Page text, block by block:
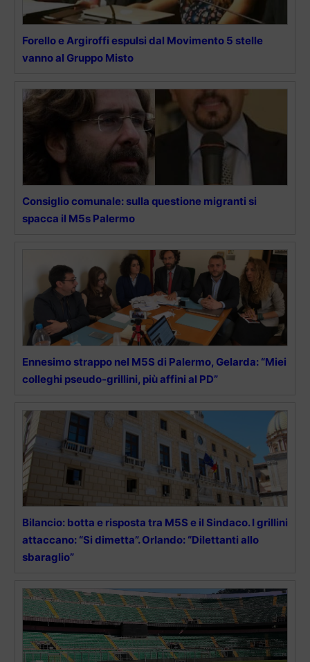
Forello e Argiroffi espulsi dal Movimento 5 stelle
vanno al Gruppo Misto
Consiglio comunale: sulla questione migranti si
spacca il M5s Palermo
Ennesimo strappo nel M5S di Palermo, Gelarda: “Miei
colleghi pseudo-grillini, più affini al PD”
Bilancio: botta e risposta tra M5S e il Sindaco. I grillini
attaccano: “Si dimetta”. Orlando: “Dilettanti allo
sbaraglio”